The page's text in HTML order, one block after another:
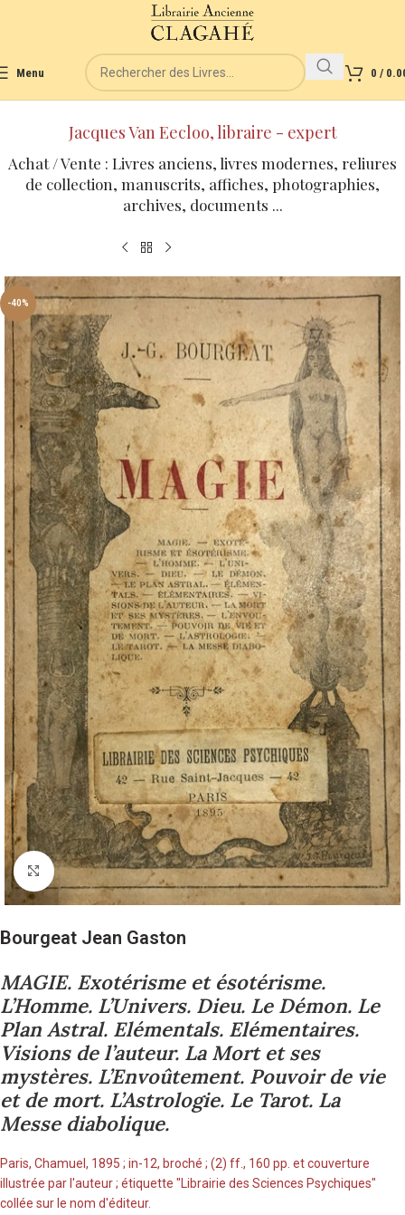
Menu 0 /
Jacques Van Eecloo, libraire - expert
Achat / Vente : Livres anciens, livres modernes, reliures
de collection, manuscrits, affiches, photographies,
archives, documents ...
-40%
Cliquez pour agrandir
Bourgeat Jean Gaston
MAGIE. Exotérisme et ésotérisme.
L’Homme. L’Univers. Dieu. Le Démon. Le
Plan Astral. Elémentals. Elémentaires.
Visions de l’auteur. La Mort et ses
mystères. L’Envoûtement. Pouvoir de vie
et de mort. L’Astrologie. Le Tarot. La
Messe diabolique.
Paris, Chamuel, 1895 ; in-12, broché ; (2) ff., 160 pp. et couverture
illustrée par l'auteur ; étiquette "Librairie des Sciences Psychiques"
collée sur le nom d'éditeur.